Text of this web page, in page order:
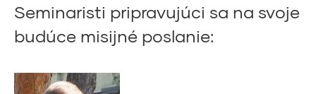
Seminaristi pripravujúci sa na svoje
budúce misijné poslanie: